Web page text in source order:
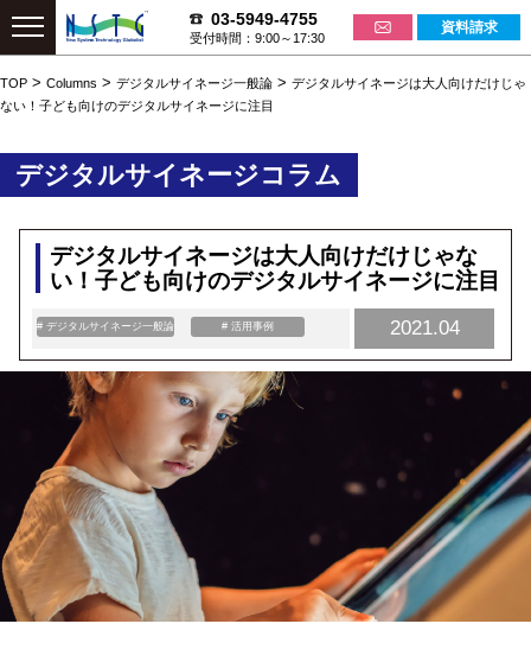
03-5949-4755
受付時間：9:00～17:30
資料請求
TOP > Columns > デジタルサイネージ一般論 > デジタルサイネージは大人向けだけじゃ
ない！子ども向けのデジタルサイネージに注目
デジタルサイネージコラム
デジタルサイネージは大人向けだけじゃな
い！子ども向けのデジタルサイネージに注目
# デジタルサイネージ一般論 # 活用事例 2021.04